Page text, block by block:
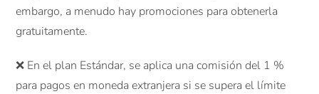
embargo, a menudo hay promociones para obtenerla
gratuitamente.
❌ En el plan Estándar, se aplica una comisión del 1 %
para pagos en moneda extranjera si se supera el límite